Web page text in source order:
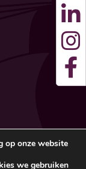
op onze website
we gebruiken